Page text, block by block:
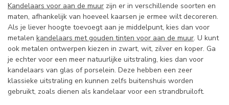
Kandelaars voor aan de muur zijn er in verschillende soorten en
maten, afhankelijk van hoeveel kaarsen je ermee wilt decoreren.
Als je liever hoogte toevoegt aan je middelpunt, kies dan voor
metalen kandelaars met gouden tinten voor aan de muur. U kunt
ook metalen ontwerpen kiezen in zwart, wit, zilver en koper. Ga
je echter voor een meer natuurlijke uitstraling, kies dan voor
kandelaars van glas of porselein. Deze hebben een zeer
klassieke uitstraling en kunnen zelfs buitenshuis worden
gebruikt, zoals dienen als kandelaar voor een strandbruiloft.